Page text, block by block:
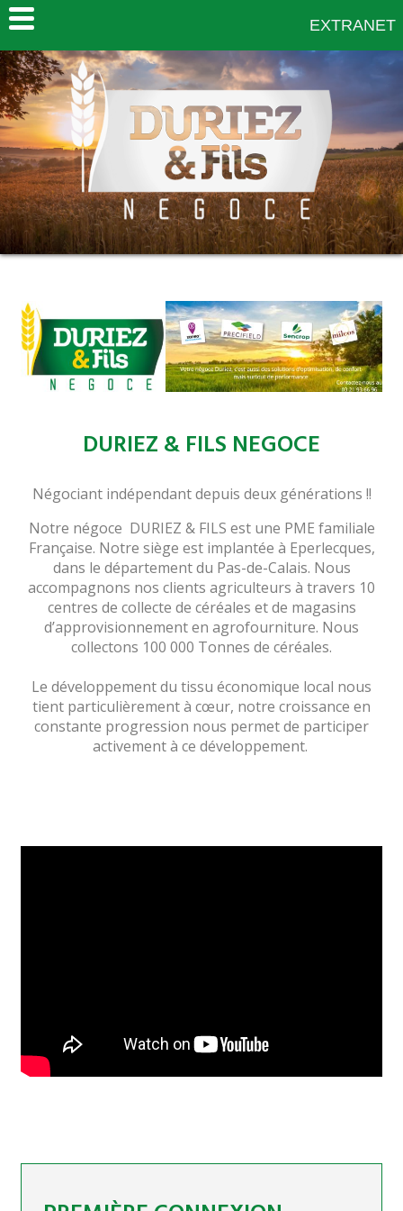
DURIEZ & FILS NEGOCE
Négociant indépendant depuis deux générations !!
Notre négoce DURIEZ & FILS est une PME familiale
Française. Notre siège est implantée à Eperlecques,
dans le département du Pas-de-Calais. Nous
accompagnons nos clients agriculteurs à travers 10
centres de collecte de céréales et de magasins
d’approvisionnement en agrofourniture. Nous
collectons 100 000 Tonnes de céréales.
Le développement du tissu économique local nous
tient particulièrement à cœur, notre croissance en
constante progression nous permet de participer
activement à ce développement.